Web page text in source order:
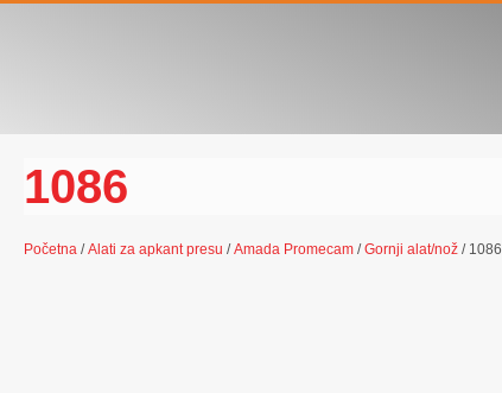
1086
Početna /Alati za apkant presu /Amada Promecam /Gornji alat/nož / 1086